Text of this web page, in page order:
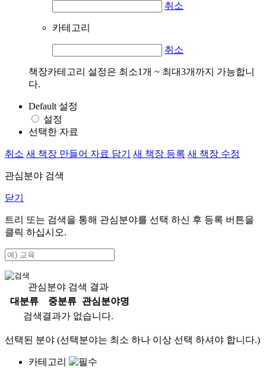
취소
카테고리
취소
책장카테고리 설정은 최소1개 ~ 최대3개까지 가능합니
다.
Default 설정
설정
선택한 자료
취소 새 책장 만들어 자료 담기 새 책장 등록 새 책장 수정
관심분야 검색
닫기
트리 또는 검색을 통해 관심분야를 선택 하신 후 등록 버튼을
클릭 하십시오.
관심분야 검색 결과
대분류
중분류
관심분야명
검색결과가 없습니다.
선택된 분야 (선택분야는 최소 하나 이상 선택 하셔야 합니다.)
카테고리